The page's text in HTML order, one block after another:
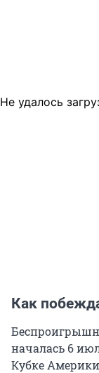
Не удалось
Как
началась 6
Кубке